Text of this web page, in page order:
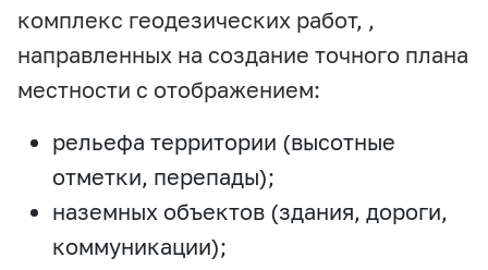
комплекс геодезических работ, ,
направленных на создание точного плана
местности с отображением:
рельефа территории (высотные
отметки, перепады);
наземных объектов (здания, дороги,
коммуникации);